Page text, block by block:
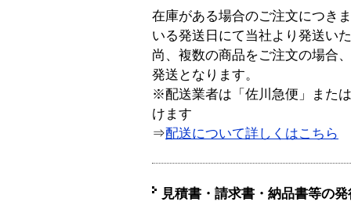
在庫がある場合のご注文につき
いる発送日にて当社より発送い
尚、複数の商品をご注文の場合
発送となります。
※配送業者は「佐川急便」また
けます
⇒配送について詳しくはこちら
見積書・請求書・納品書等の